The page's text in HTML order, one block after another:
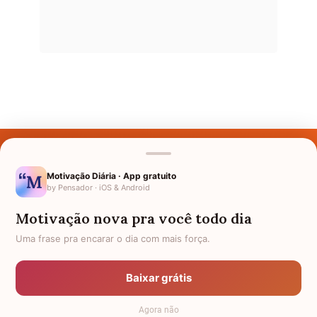
Nomes pelo Mundo
Política de Privacidade
Anuncie
Motivação Diária · App gratuito
by Pensador · iOS & Android
Motivação nova pra você todo dia
Uma frase pra encarar o dia com mais força.
Baixar grátis
Agora não